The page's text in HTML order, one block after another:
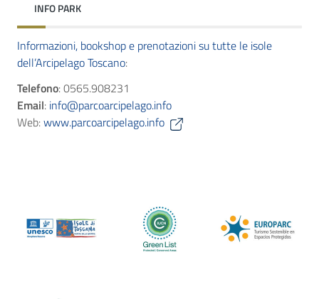
INFO PARK
Informazioni, bookshop e prenotazioni su tutte le isole
dell’Arcipelago Toscano:
Telefono: 0565.908231
Email: info@parcoarcipelago.info
Web:www.parcoarcipelago.info